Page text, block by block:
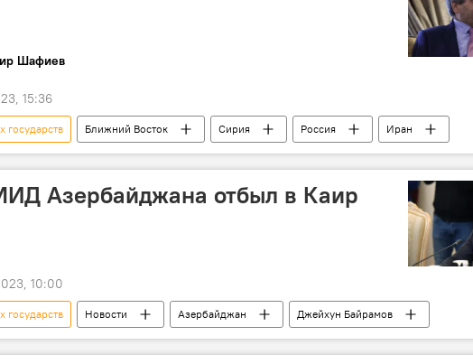
Шафиев
15:36
государств Ближний Восток Сирия Россия Иран
Азербайджана отбыл в Каир
10:00
государств Новости Азербайджан
Джейхун Байрамов
Египет